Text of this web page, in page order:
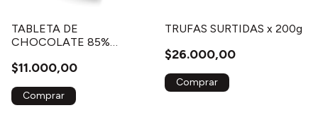
TABLETA DE
CHOCOLATE 85%
$11.000,00
TRUFAS SURTIDAS x 200g
$26.000,00